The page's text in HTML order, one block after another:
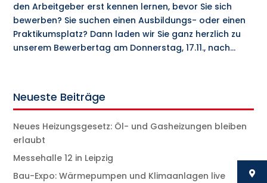
den Arbeitgeber erst kennen lernen, bevor Sie sich
bewerben? Sie suchen einen Ausbildungs- oder einen
Praktikumsplatz? Dann laden wir Sie ganz herzlich zu
unserem Bewerbertag am Donnerstag, 17.11., nach...
Neueste Beiträge
Neues Heizungsgesetz: Öl- und Gasheizungen bleiben
erlaubt
Messehalle 12 in Leipzig
Bau-Expo: Wärmepumpen und Klimaanlagen live